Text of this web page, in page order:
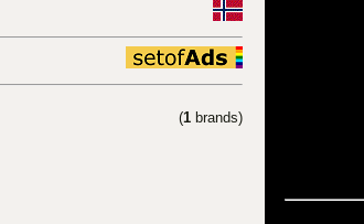
(1 brands)